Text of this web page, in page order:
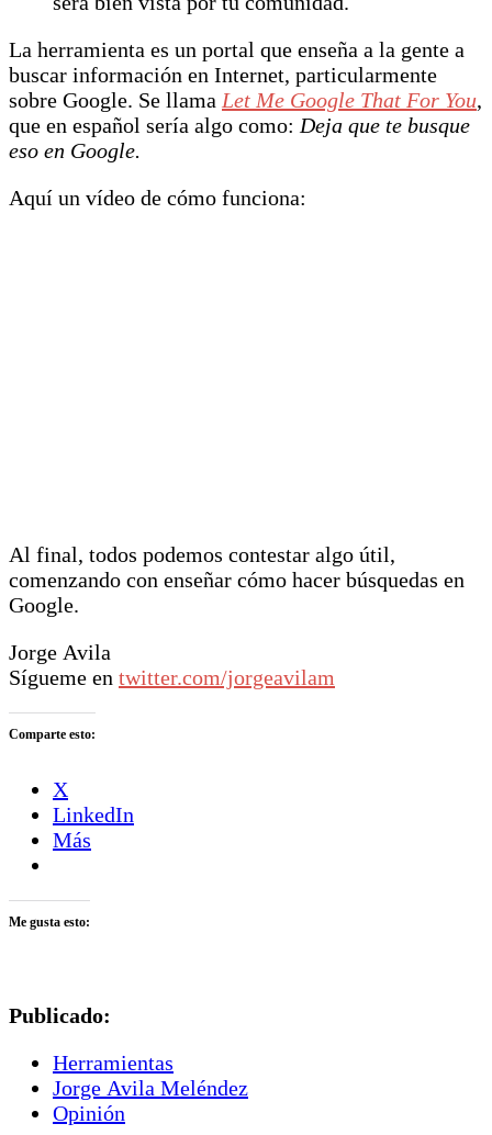
La herramienta es un portal que enseña a la gente a
buscar información en Internet, particularmente
sobre Google. Se llama Let Me Google That For You,
que en español sería algo como: Deja que te busque
eso en Google.
Aquí un vídeo de cómo funciona:
Al final, todos podemos contestar algo útil,
comenzando con enseñar cómo hacer búsquedas en
Google.
Jorge Avila
Sígueme en twitter.com/jorgeavilam
Comparte esto:
X
LinkedIn
Más
Me gusta esto:
Publicado:
Herramientas
Jorge Avila Meléndez
Opinión